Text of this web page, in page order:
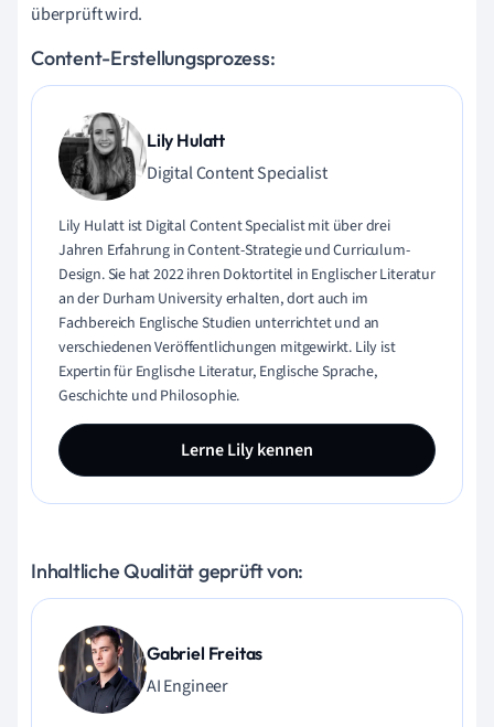
überprüft wird.
Content-Erstellungsprozess:
Lily Hulatt
Digital Content Specialist
Lily Hulatt ist Digital Content Specialist mit über drei
Jahren Erfahrung in Content-Strategie und Curriculum-
Design. Sie hat 2022 ihren Doktortitel in Englischer Literatur
an der Durham University erhalten, dort auch im
Fachbereich Englische Studien unterrichtet und an
verschiedenen Veröffentlichungen mitgewirkt. Lily ist
Expertin für Englische Literatur, Englische Sprache,
Geschichte und Philosophie.
Lerne Lily kennen
Inhaltliche Qualität geprüft von:
Gabriel Freitas
AI Engineer